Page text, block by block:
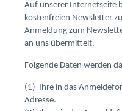
Auf unserer Internetseite
kostenfreien Newsletter
Anmeldung zum
an uns übermittelt.
Folgende Daten werden
(1) Ihre in das
Adresse.